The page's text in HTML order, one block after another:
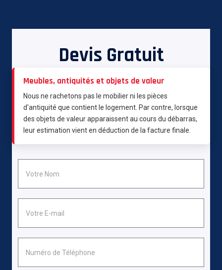
Devis Gratuit
Meubles, antiquités et objets de valeur
Nous ne rachetons pas le mobilier ni les pièces
d'antiquité que contient le logement. Par contre, lorsque
des objets de valeur apparaissent au cours du débarras,
leur estimation vient en déduction de la facture finale.